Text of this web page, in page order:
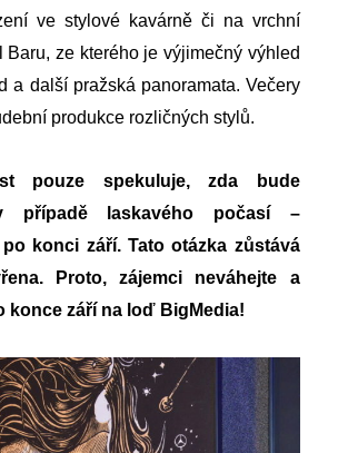
ve stylové kavárně či na vrchní
Baru, ze kterého je výjimečný výhled
a další pražská panoramata. Večery
produkce rozličných stylů.
pouze spekuluje, zda bude
případě laskavého počasí –
konci září. Tato otázka zůstává
Proto, zájemci neváhejte a
konce září na loď BigMedia!